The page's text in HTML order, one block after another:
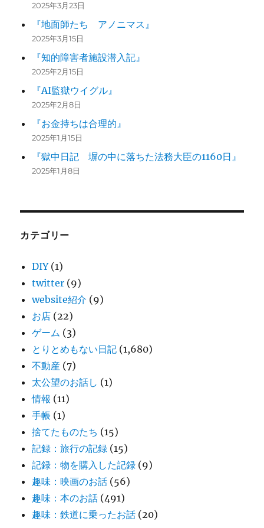
2025年3月23日
『地面師たち アノニマス』
2025年3月15日
『知的障害者施設潜入記』
2025年2月15日
『AI監獄ウイグル』
2025年2月8日
『お金持ちは合理的』
2025年1月15日
『獄中日記 塀の中に落ちた法務大臣の1160日』
2025年1月8日
カテゴリー
DIY(1)
twitter (9)
website紹介 (9)
お店 (22)
ゲーム (3)
とりとめもない日記 (1,680)
不動産 (7)
太公望のお話し (1)
情報 (11)
手帳 (1)
捨てたものたち (15)
記録：旅行の記録 (15)
記録：物を購入した記録 (9)
趣味：映画のお話 (56)
趣味：本のお話 (491)
趣味：鉄道に乗ったお話 (20)